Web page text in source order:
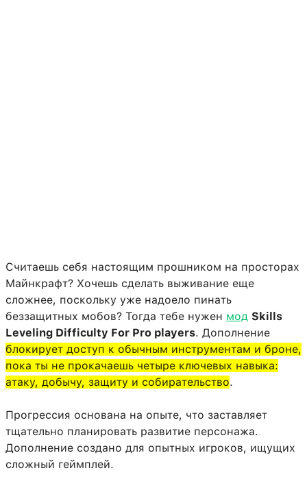
Считаешь себя настоящим прошником на просторах
Майнкрафт? Хочешь сделать выживание еще
сложнее, поскольку уже надоело пинать
беззащитных мобов? Тогда тебе нужен мод Skills
Leveling Difficulty For Pro players. Дополнение
блокирует доступ к обычным инструментам и броне,
пока ты не прокачаешь четыре ключевых навыка:
атаку, добычу, защиту и собирательство.
Прогрессия основана на опыте, что заставляет
тщательно планировать развитие персонажа.
Дополнение создано для опытных игроков, ищущих
сложный геймплей.